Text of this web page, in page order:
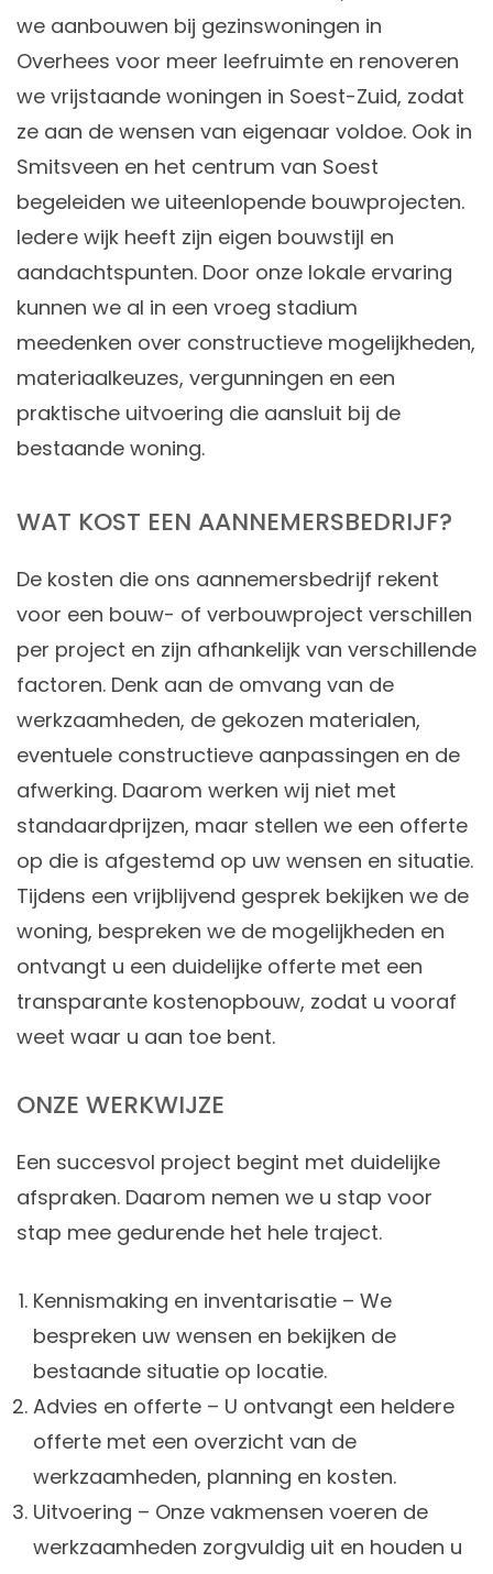
we aanbouwen bij gezinswoningen in
Overhees voor meer leefruimte en renoveren
we vrijstaande woningen in Soest-Zuid, zodat
ze aan de wensen van eigenaar voldoe. Ook in
Smitsveen en het centrum van Soest
begeleiden we uiteenlopende bouwprojecten.
Iedere wijk heeft zijn eigen bouwstijl en
aandachtspunten. Door onze lokale ervaring
kunnen we al in een vroeg stadium
meedenken over constructieve mogelijkheden,
materiaalkeuzes, vergunningen en een
praktische uitvoering die aansluit bij de
bestaande woning.
WAT KOST EEN AANNEMERSBEDRIJF?
De kosten die ons aannemersbedrijf rekent
voor een bouw- of verbouwproject verschillen
per project en zijn afhankelijk van verschillende
factoren. Denk aan de omvang van de
werkzaamheden, de gekozen materialen,
eventuele constructieve aanpassingen en de
afwerking. Daarom werken wij niet met
standaardprijzen, maar stellen we een offerte
op die is afgestemd op uw wensen en situatie.
Tijdens een vrijblijvend gesprek bekijken we de
woning, bespreken we de mogelijkheden en
ontvangt u een duidelijke offerte met een
transparante kostenopbouw, zodat u vooraf
weet waar u aan toe bent.
ONZE WERKWIJZE
Een succesvol project begint met duidelijke
afspraken. Daarom nemen we u stap voor
stap mee gedurende het hele traject.
Kennismaking en inventarisatie – We
bespreken uw wensen en bekijken de
bestaande situatie op locatie.
Advies en offerte – U ontvangt een heldere
offerte met een overzicht van de
werkzaamheden, planning en kosten.
Uitvoering – Onze vakmensen voeren de
werkzaamheden zorgvuldig uit en houden u